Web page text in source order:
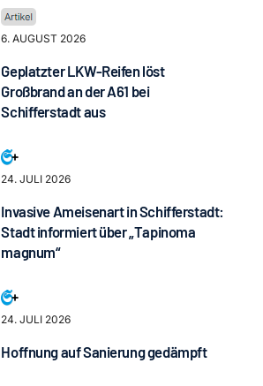
6. AUGUST 2026
Geplatzter LKW-Reifen löst
Großbrand an der A61 bei
Schifferstadt aus
24. JULI 2026
Invasive Ameisenart in Schifferstadt:
Stadt informiert über „Tapinoma
magnum“
24. JULI 2026
Hoffnung auf Sanierung gedämpft